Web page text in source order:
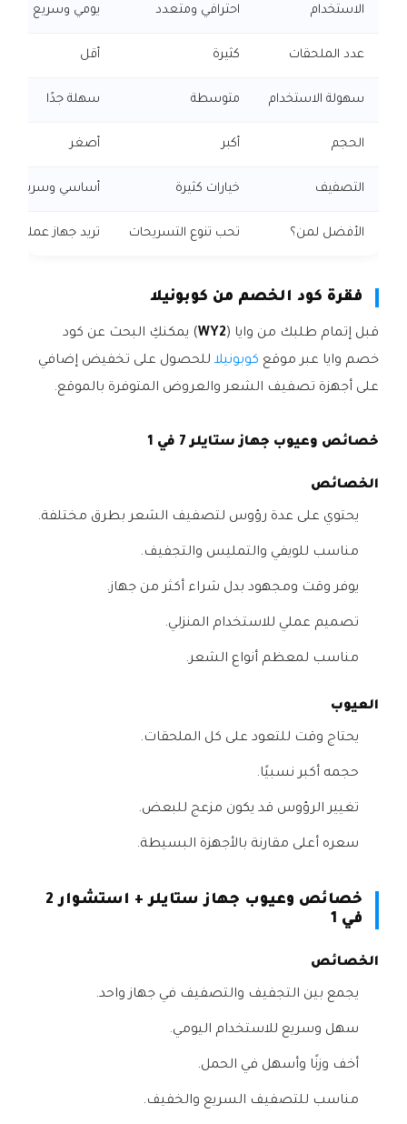
الاستخدام احترافي ومتعدد يومي وسريع
عدد الملحقات كثيرة أقل
سهولة الاستخدام متوسطة سهلة جدًا
الحجم أكبر أصغر
التصفيف خيارات كثيرة أساسي وسريع
الأفضل لمن؟ تحب تنوع التسريحات تريد جهاز عملي
فقرة كود الخصم من كوبونيلا
قبل إتمام طلبك من وايا (WY2) يمكنكِ البحث عن كود
خصم وايا عبر موقع كوبونيلا للحصول على تخفيض إضافي
على أجهزة تصفيف الشعر والعروض المتوفرة بالموقع.
خصائص وعيوب جهاز ستايلر 7 في 1
الخصائص
يحتوي على عدة رؤوس لتصفيف الشعر بطرق مختلفة.
مناسب للويفي والتمليس والتجفيف.
يوفر وقت ومجهود بدل شراء أكثر من جهاز.
تصميم عملي للاستخدام المنزلي.
مناسب لمعظم أنواع الشعر.
العيوب
يحتاج وقت للتعود على كل الملحقات.
حجمه أكبر نسبيًا.
تغيير الرؤوس قد يكون مزعج للبعض.
سعره أعلى مقارنة بالأجهزة البسيطة.
خصائص وعيوب جهاز ستايلر + استشوار 2
في 1
الخصائص
يجمع بين التجفيف والتصفيف في جهاز واحد.
سهل وسريع للاستخدام اليومي.
أخف وزنًا وأسهل في الحمل.
مناسب للتصفيف السريع والخفيف.